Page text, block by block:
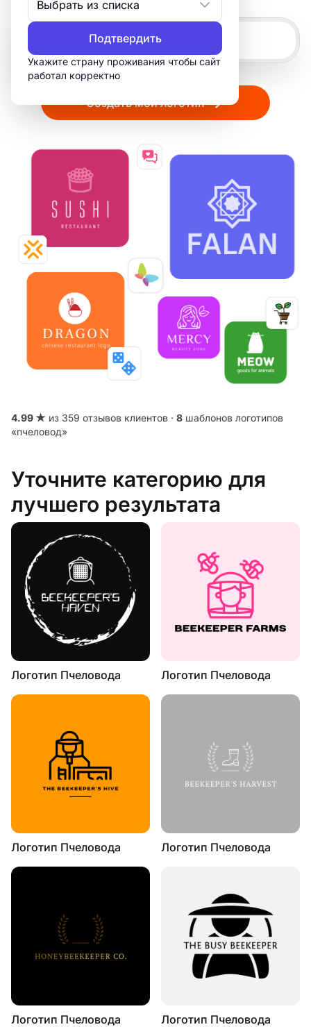
Выбрать из списка
Подтвердить
Укажите страну проживания чтобы сайт
работал корректно
Создать мой логотип
4.99 ★ из 359 отзывов клиентов · 8 шаблонов логотипов
«пчеловод»
Уточните категорию для
лучшего результата
Логотип Пчеловода Логотип Пчеловода
Логотип Пчеловода Логотип Пчеловода
Логотип Пчеловода Логотип Пчеловода